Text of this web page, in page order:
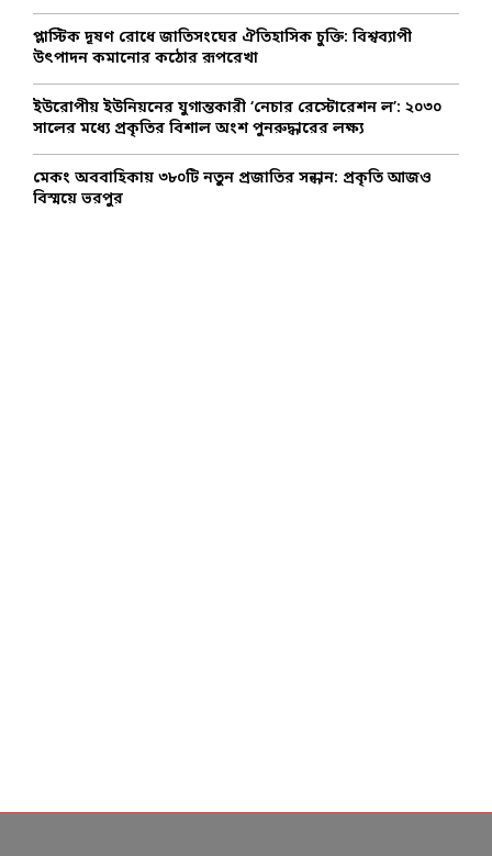
প্লাস্টিক দূষণ রোধে জাতিসংঘের ঐতিহাসিক চুক্তি: বিশ্বব্যাপী
উৎপাদন কমানোর কঠোর রূপরেখা
ইউরোপীয় ইউনিয়নের যুগান্তকারী ‘নেচার রেস্টোরেশন ল’: ২০৩০
সালের মধ্যে প্রকৃতির বিশাল অংশ পুনরুদ্ধারের লক্ষ্য
মেকং অববাহিকায় ৩৮০টি নতুন প্রজাতির সন্ধান: প্রকৃতি আজও
বিস্ময়ে ভরপুর